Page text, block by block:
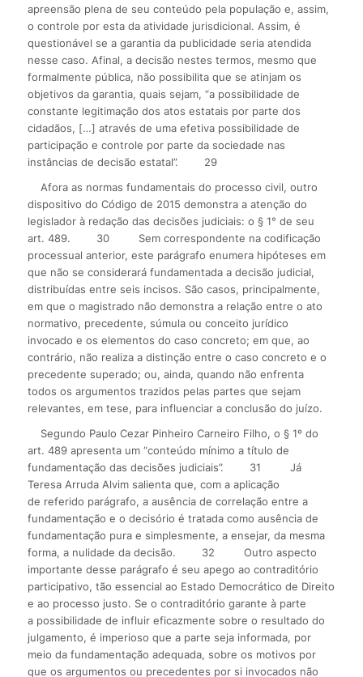
apreensão plena de seu conteúdo pela população e, assim,
o controle por esta da atividade jurisdicional. Assim, é
questionável se a garantia da publicidade seria atendida
nesse caso. Afinal, a decisão nestes termos, mesmo que
formalmente pública, não possibilita que se atinjam os
objetivos da garantia, quais sejam, “a possibilidade de
constante legitimação dos atos estatais por parte dos
cidadãos, […] através de uma efetiva possibilidade de
participação e controle por parte da sociedade nas
instâncias de decisão estatal”.
29
Afora as normas fundamentais do processo civil, outro
dispositivo do Código de 2015 demonstra a atenção do
legislador à redação das decisões judiciais: o § 1° de seu
art. 489.
30
Sem correspondente na codificação
processual anterior, este parágrafo enumera hipóteses em
que não se considerará fundamentada a decisão judicial,
distribuídas entre seis incisos. São casos, principalmente,
em que o magistrado não demonstra a relação entre o ato
normativo, precedente, súmula ou conceito jurídico
invocado e os elementos do caso concreto; em que, ao
contrário, não realiza a distinção entre o caso concreto e o
precedente superado; ou, ainda, quando não enfrenta
todos os argumentos trazidos pelas partes que sejam
relevantes, em tese, para influenciar a conclusão do juízo.
Segundo Paulo Cezar Pinheiro Carneiro Filho, o § 1º do
art. 489 apresenta um “conteúdo mínimo a título de
fundamentação das decisões judiciais”.
31
Já
Teresa Arruda Alvim salienta que, com a aplicação
de referido parágrafo, a ausência de correlação entre a
fundamentação e o decisório é tratada como ausência de
fundamentação pura e simplesmente, a ensejar, da mesma
forma, a nulidade da decisão.
32
Outro aspecto
importante desse parágrafo é seu apego ao contraditório
participativo, tão essencial ao Estado Democrático de Direito
e ao processo justo. Se o contraditório garante à parte
a possibilidade de influir eficazmente sobre o resultado do
julgamento, é imperioso que a parte seja informada, por
meio da fundamentação adequada, sobre os motivos por
que os argumentos ou precedentes por si invocados não